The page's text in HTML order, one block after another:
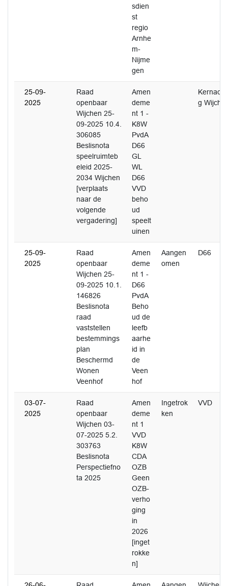
sdien
st
regio
Arnhe
m-
Nijme
gen
25-09-
2025
Raad
openbaar
Wijchen 25-
09-2025 10.4.
306085
Beslisnota
speelruimteb
eleid 2025-
2034 Wijchen
[verplaats
naar de
volgende
vergadering]
Amen
deme
nt 1 -
K8W
PvdA
D66
GL
WL
D66
VVD
beho
ud
speelt
uinen
Kernachti
g
25-09-
2025
Raad
openbaar
Wijchen 25-
09-2025 10.1.
146826
Beslisnota
raad
vaststellen
bestemmings
plan
Beschermd
Wonen
Veenhof
Amen
deme
nt 1 -
D66
PvdA
Beho
ud de
leefb
aarhe
id in
de
Veen
hof
Aangen
omen
D66
03-07-
2025
Raad
openbaar
Wijchen 03-
07-2025 5.2.
303763
Beslisnota
Perspectiefno
ta 2025
Amen
deme
nt 1
VVD
K8W
CDA
OZB
Geen
OZB-
verho
ging
in
2026
[inget
rokke
n]
Ingetrok
ken
VVD